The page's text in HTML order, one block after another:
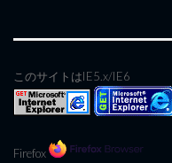
このサイトはIE5.x/IE6
Firefox